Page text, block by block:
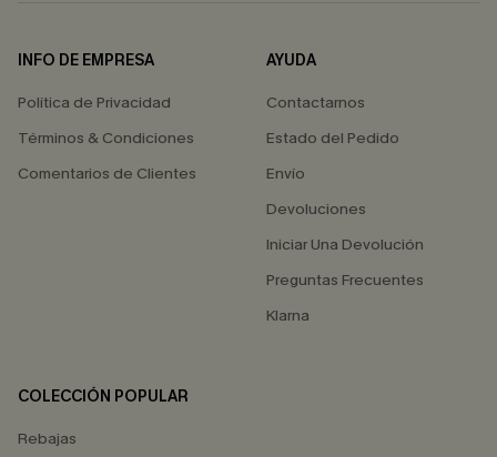
INFO DE EMPRESA
Política de Privacidad
Términos & Condiciones
Comentarios de Clientes
AYUDA
Contactarnos
Estado del Pedido
Envío
Devoluciones
Iniciar Una Devolución
Preguntas Frecuentes
Klarna
COLECCIÓN POPULAR
Rebajas